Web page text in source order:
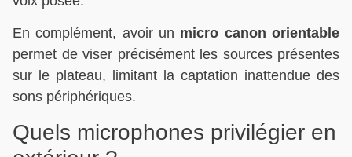
En complément, avoir un micro canon orientable
permet de viser précisément les sources présentes
sur le plateau, limitant la captation inattendue des
sons périphériques.
Quels microphones privilégier en